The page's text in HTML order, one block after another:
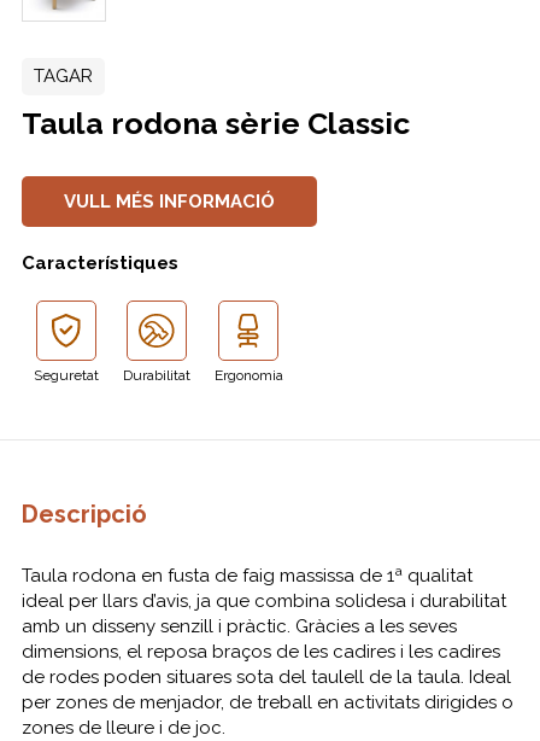
TAGAR
Taula rodona sèrie Classic
VULL MÉS INFORMACIÓ
Característiques
Seguretat Durabilitat Ergonomia
Descripció
Taula rodona en fusta de faig massissa de 1ª qualitat
ideal per llars d’avis, ja que combina solidesa i durabilitat
amb un disseny senzill i pràctic. Gràcies a les seves
dimensions, el reposa braços de les cadires i les cadires
de rodes poden situares sota del taulell de la taula. Ideal
per zones de menjador, de treball en activitats dirigides o
zones de lleure i de joc.